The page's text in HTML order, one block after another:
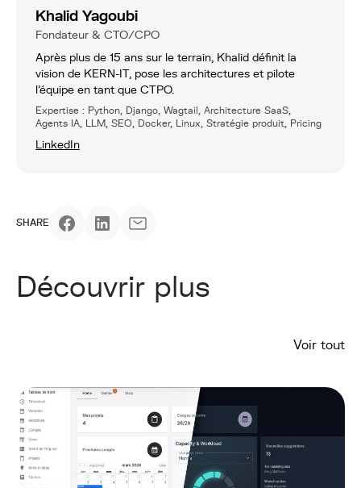
Khalid Yagoubi
Fondateur & CTO/CPO
Après plus de 15 ans sur le terrain, Khalid définit la
vision de KERN-IT, pose les architectures et pilote
l’équipe en tant que CTPO.
Expertise : Python, Django, Wagtail, Architecture SaaS,
Agents IA, LLM, SEO, Docker, Linux, Stratégie produit, Pricing
LinkedIn
SHARE
Découvrir plus
Voir tout